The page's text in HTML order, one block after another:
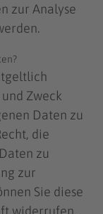
zur Analyse
Zweck
Daten zu
die
zu
zur
Sie diese
widerrufen.